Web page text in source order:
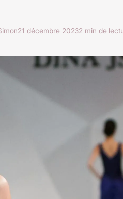
21 décembre 20232 min de